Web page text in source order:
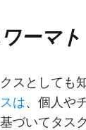
ーマ
スとしても
は、個人や
づいてタス